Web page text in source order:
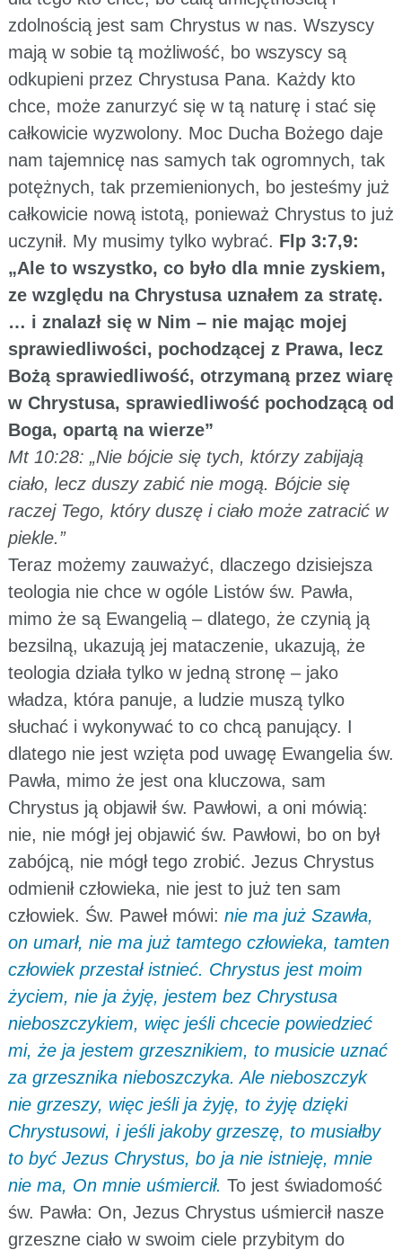
zdolnością jest sam Chrystus w nas. Wszyscy
mają w sobie tą możliwość, bo wszyscy są
odkupieni przez Chrystusa Pana. Każdy kto
chce, może zanurzyć się w tą naturę i stać się
całkowicie wyzwolony. Moc Ducha Bożego daje
nam tajemnicę nas samych tak ogromnych, tak
potężnych, tak przemienionych, bo jesteśmy już
całkowicie nową istotą, ponieważ Chrystus to już
uczynił. My musimy tylko wybrać. Flp 3:7,9:
„Ale to wszystko, co było dla mnie zyskiem,
ze względu na Chrystusa uznałem za stratę.
… i znalazł się w Nim – nie mając mojej
sprawiedliwości, pochodzącej z Prawa, lecz
Bożą sprawiedliwość, otrzymaną przez wiarę
w Chrystusa, sprawiedliwość pochodzącą od
Boga, opartą na wierze”
Mt 10:28: „Nie bójcie się tych, którzy zabijają
ciało, lecz duszy zabić nie mogą. Bójcie się
raczej Tego, który duszę i ciało może zatracić w
piekle.”
Teraz możemy zauważyć, dlaczego dzisiejsza
teologia nie chce w ogóle Listów św. Pawła,
mimo że są Ewangelią – dlatego, że czynią ją
bezsilną, ukazują jej mataczenie, ukazują, że
teologia działa tylko w jedną stronę – jako
władza, która panuje, a ludzie muszą tylko
słuchać i wykonywać to co chcą panujący. I
dlatego nie jest wzięta pod uwagę Ewangelia św.
Pawła, mimo że jest ona kluczowa, sam
Chrystus ją objawił św. Pawłowi, a oni mówią:
nie, nie mógł jej objawić św. Pawłowi, bo on był
zabójcą, nie mógł tego zrobić. Jezus Chrystus
odmienił człowieka, nie jest to już ten sam
człowiek. Św. Paweł mówi: nie ma już Szawła,
on umarł, nie ma już tamtego człowieka, tamten
człowiek przestał istnieć. Chrystus jest moim
życiem, nie ja żyję, jestem bez Chrystusa
nieboszczykiem, więc jeśli chcecie powiedzieć
mi, że ja jestem grzesznikiem, to musicie uznać
za grzesznika nieboszczyka. Ale nieboszczyk
nie grzeszy, więc jeśli ja żyję, to żyję dzięki
Chrystusowi, i jeśli jakoby grzeszę, to musiałby
to być Jezus Chrystus, bo ja nie istnieję, mnie
nie ma, On mnie uśmiercił. To jest świadomość
św. Pawła: On, Jezus Chrystus uśmiercił nasze
grzeszne ciało w swoim ciele przybitym do